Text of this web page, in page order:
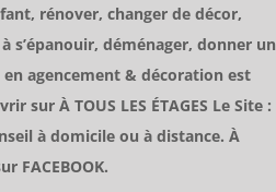
rénover, changer de décor,
s’épanouir, déménager, donner un
agencement & décoration est
sur À TOUS LES ÉTAGES Le Site :
à domicile ou à distance. À
FACEBOOK.